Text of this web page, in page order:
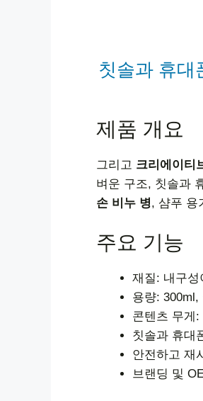
칫솔과 휴대
제품 개요
그리고 크리에이티
벼운 구조, 칫솔과
손 비누 병, 샴푸 용
주요 기능
재질: 내구성
용량:
콘텐츠 무게:
칫솔과 휴대
안전하고 재
브랜딩 및